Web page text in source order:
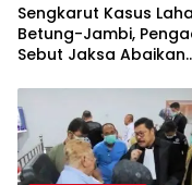
Sengkarut Kasus
Betung-Jambi,
Sebut Jaksa Abaikan
PSN